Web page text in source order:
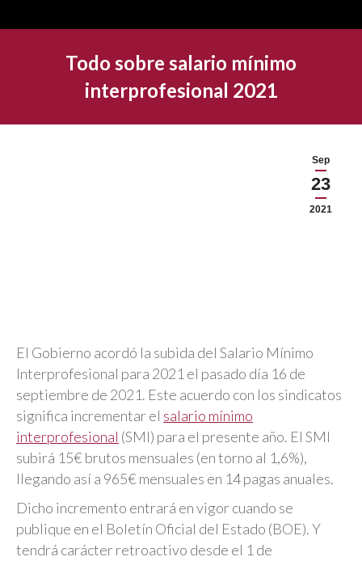
Todo sobre salario mí­nimo
interprofesional 2021
Sep
23
2021
El Gobierno acordó la subida del Salario Mínimo
Interprofesional para 2021 el pasado día 16 de
septiembre de 2021. Este acuerdo con los sindicatos
significa incrementar el salario mínimo
interprofesional (SMI) para el presente año. El SMI
subirá 15€ brutos mensuales (en torno al 1,6%),
llegando así a 965€ mensuales en 14 pagas anuales.
Dicho incremento entrará en vigor cuando se
publique en el Boletín Oficial del Estado (BOE). Y
tendrá carácter retroactivo desde el 1 de